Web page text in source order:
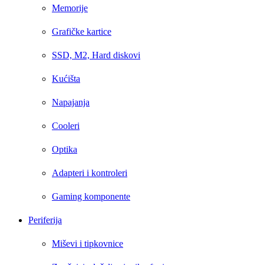
Memorije
Grafičke kartice
SSD, M2, Hard diskovi
Kućišta
Napajanja
Cooleri
Optika
Adapteri i kontroleri
Gaming komponente
Periferija
Miševi i tipkovnice